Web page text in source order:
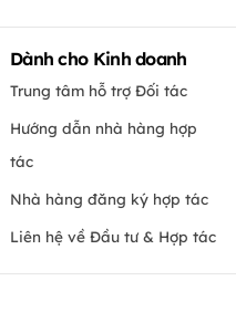
Dành cho Kinh doanh
Trung tâm hỗ trợ Đối tác
Hướng dẫn nhà hàng hợp
tác
Nhà hàng đăng ký hợp tác
Liên hệ về Đầu tư & Hợp tác